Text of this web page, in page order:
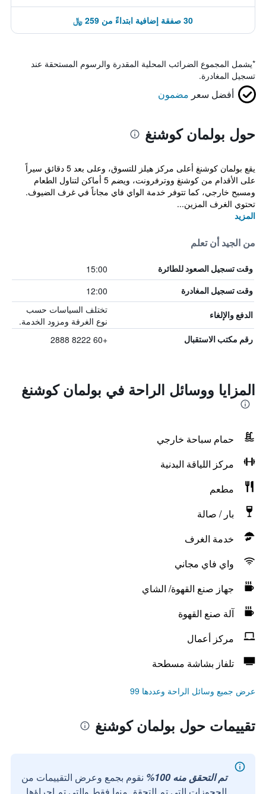
30 صفقة إضافية ابتداءً من 259 ﷼
*يشمل المجموع الضرائب المحلية المقدرة والرسوم المستحقة عند
تسجيل المغادرة.
أفضل سعر مضمون
حول بولمان كوشنغ
يقع بولمان كوشنغ أعلى مركز هيلز للتسوق، وعلى بعد 5 دقائق سيراً
على الأقدام من كوشنغ ووترفرونت، ويضم 5 أماكن لتناول الطعام
ومسبح خارجي، كما تتوفر خدمة الواي فاي مجاناً في غرف الضيوف.
تحتوي الغرف المزين...
المزيد
من الجيد أن تعلم
وقت تسجيل الصعود للطائرة 15:00
وقت تسجيل المغادرة 12:00
الدفع والإلغاء
تختلف السياسات حسب
نوع الغرفة ومزود الخدمة.
رقم مكتب الاستقبال +60 8222 2888
المزايا ووسائل الراحة في بولمان كوشنغ
حمام سباحة خارجي
مركز اللياقة البدنية
مطعم
بار / صالة
خدمة الغرف
واي فاي مجاني
جهاز صنع القهوة/ الشاي
آلة صنع القهوة
مركز أعمال
تلفاز بشاشة مسطحة
عرض جميع وسائل الراحة وعددها 99
تقييمات حول بولمان كوشنغ
تم التحقق منه 100%
نقوم بجمع وعرض التقييمات من